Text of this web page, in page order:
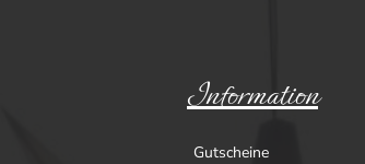
Information
Gutscheine